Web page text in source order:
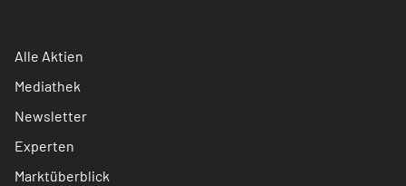
Alle Aktien
Mediathek
Newsletter
Experten
Marktüberblick